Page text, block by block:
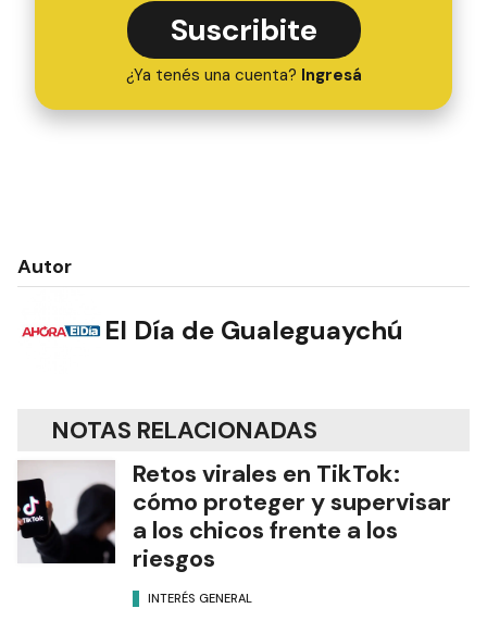
Suscribite
¿Ya tenés una cuenta? Ingresá
Autor
El Día de Gualeguaychú
NOTAS RELACIONADAS
Retos virales en TikTok:
cómo proteger y supervisar
a los chicos frente a los
riesgos
INTERÉS GENERAL